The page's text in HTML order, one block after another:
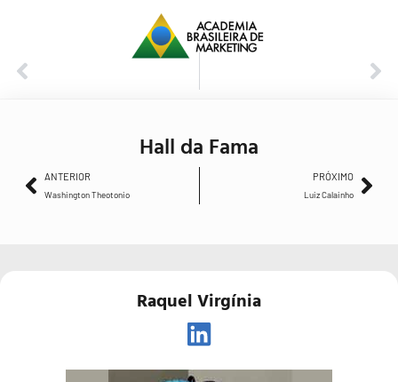
Hall da Fama
ANTERIOR
Washington Theotonio
PRÓXIMO
Luiz Calainho
Raquel Virgínia